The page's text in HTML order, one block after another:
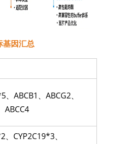
基因汇总
、ABCB1 、ABCG2、
ABCC4
、 CYP2C19*3、